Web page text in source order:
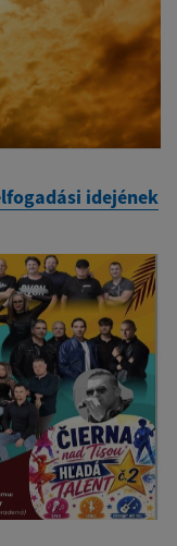
idejének